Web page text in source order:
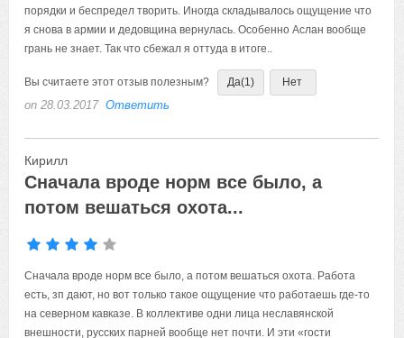
порядки и беспредел творить. Иногда складывалось ощущение что
я снова в армии и дедовщина вернулась. Особенно Аслан вообще
грань не знает. Так что сбежал я оттуда в итоге..
Вы считаете этот отзыв полезным? Да(1) Нет
on 28.03.2017 Ответить
Кирилл
Сначала вроде норм все было, а
потом вешаться охота...
Сначала вроде норм все было, а потом вешаться охота. Работа
есть, зп дают, но вот только такое ощущение что работаешь где-то
на северном кавказе. В коллективе одни лица неславянской
внешности, русских парней вообще нет почти. И эти «гости